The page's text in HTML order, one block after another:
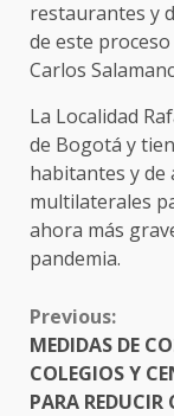
restaurantes y
de este
Carlos
La Localidad
de Bogotá y
habitantes y de
multilaterales
ahora más
pandemia.
CONTINUE
READING
Previous:
MEDIDAS DE
COLEGIOS Y
PARA